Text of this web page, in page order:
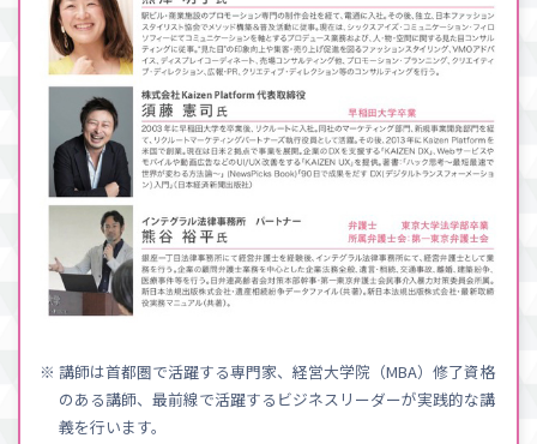
※ 講師は首都圏で活躍する専門家、経営大学院（MBA）修了資格
のある講師、最前線で活躍するビジネスリーダーが実践的な講
義を行います。